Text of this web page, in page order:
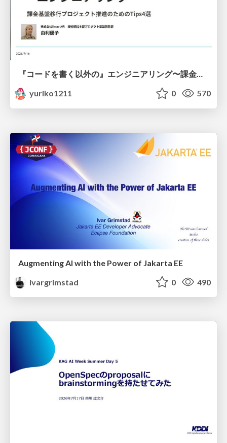
『コードを書く以外の』エンジニアリング〜課金基盤移行プロジェクト推進のためのTips4選
yuriko1211
0 570
Augmenting AI with the Power of Jakarta EE
ivargrimstad
0 490